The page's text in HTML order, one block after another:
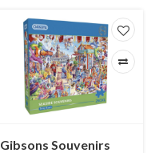
Gibsons Souvenirs